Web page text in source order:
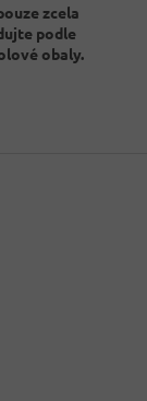
zcela
podle
obaly.